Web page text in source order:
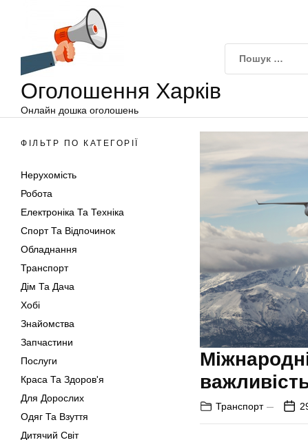
Оголошення Харків
Онлайн дошка оголошень
ФІЛЬТР ПО КАТЕГОРІЇ
Нерухомість
Робота
Електроніка Та Техніка
Спорт Та Відпочинок
Обладнання
Транспорт
Дім Та Дача
Хобі
Знайомства
Запчастини
Послуги
Краса Та Здоров'я
Для Дорослих
Одяг Та Взуття
Дитячий Світ
Транспорт